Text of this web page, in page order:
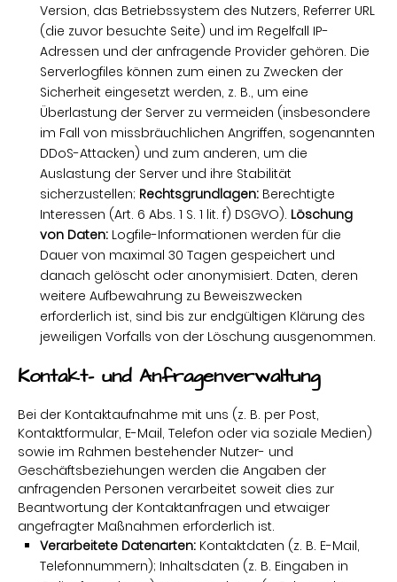
Version, das Betriebssystem des Nutzers, Referrer URL
(die zuvor besuchte Seite) und im Regelfall IP-
Adressen und der anfragende Provider gehören. Die
Serverlogfiles können zum einen zu Zwecken der
Sicherheit eingesetzt werden, z. B., um eine
Überlastung der Server zu vermeiden (insbesondere
im Fall von missbräuchlichen Angriffen, sogenannten
DDoS-Attacken) und zum anderen, um die
Auslastung der Server und ihre Stabilität
sicherzustellen; Rechtsgrundlagen: Berechtigte
Interessen (Art. 6 Abs. 1 S. 1 lit. f) DSGVO). Löschung
von Daten: Logfile-Informationen werden für die
Dauer von maximal 30 Tagen gespeichert und
danach gelöscht oder anonymisiert. Daten, deren
weitere Aufbewahrung zu Beweiszwecken
erforderlich ist, sind bis zur endgültigen Klärung des
jeweiligen Vorfalls von der Löschung ausgenommen.
Kontakt- und Anfragenverwaltung
Bei der Kontaktaufnahme mit uns (z. B. per Post,
Kontaktformular, E-Mail, Telefon oder via soziale Medien)
sowie im Rahmen bestehender Nutzer- und
Geschäftsbeziehungen werden die Angaben der
anfragenden Personen verarbeitet soweit dies zur
Beantwortung der Kontaktanfragen und etwaiger
angefragter Maßnahmen erforderlich ist.
Verarbeitete Datenarten: Kontaktdaten (z. B. E-Mail,
Telefonnummern); Inhaltsdaten (z. B. Eingaben in